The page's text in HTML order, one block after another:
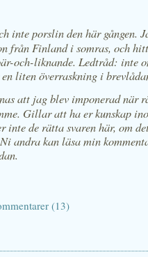
inte porslin den här gången.
från Finland i somras, och
och-liknande. Ledtråd: inte
liten överraskning i
att jag blev imponerad när
Gillar att ha er kunskap
inte de rätta svaren här, om
andra kan läsa min
(13)